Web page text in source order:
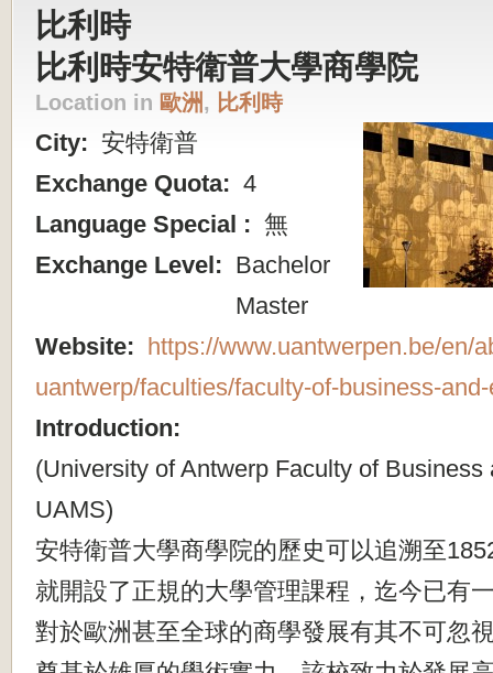
比利時
比利時安特衛普大學商學院
Location in 歐洲, 比利時
City: 安特衛普
Exchange Quota: 4
Language Special : 無
Exchange Level: Bachelor
Master
Website: https://www.uantwerpen.be/en/
uantwerp/faculties/faculty-of-business-
Introduction:
(University of Antwerp Faculty of
UAMS)
安特衛普大學商學院的歷史可以追溯至
就開設了正規的大學管理課程，迄今已有
對於歐洲甚至全球的商學發展有其不可忽